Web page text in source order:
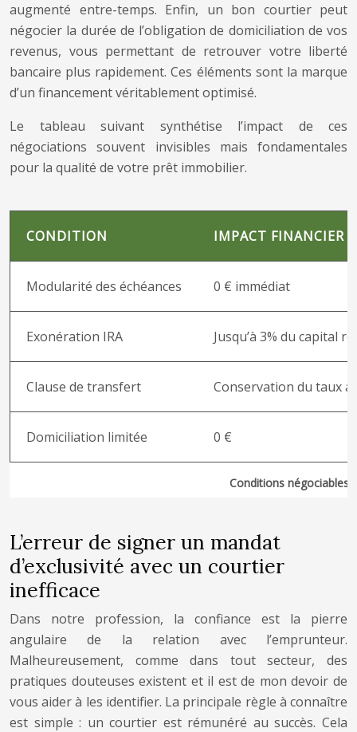
augmenté entre-temps. Enfin, un bon courtier peut
négocier la durée de l’obligation de domiciliation de vos
revenus, vous permettant de retrouver votre liberté
bancaire plus rapidement. Ces éléments sont la marque
d’un financement véritablement optimisé.
Le tableau suivant synthétise l’impact de ces
négociations souvent invisibles mais fondamentales
pour la qualité de votre prêt immobilier.
Conditions négociables
CONDITION IMPACT FINANCIER
Modularité des échéances 0 € immédiat
Exonération IRA Jusqu’à 3% du capital
Clause de transfert Conservation du taux
Domiciliation limitée 0 €
L’erreur de signer un mandat
d’exclusivité avec un courtier
inefficace
Dans notre profession, la confiance est la pierre
angulaire de la relation avec l’emprunteur.
Malheureusement, comme dans tout secteur, des
pratiques douteuses existent et il est de mon devoir de
vous aider à les identifier. La principale règle à connaître
est simple : un courtier est rémunéré au succès. Cela